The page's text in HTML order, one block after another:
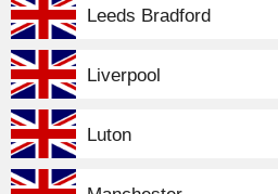
Leeds Bradford
Liverpool
Luton